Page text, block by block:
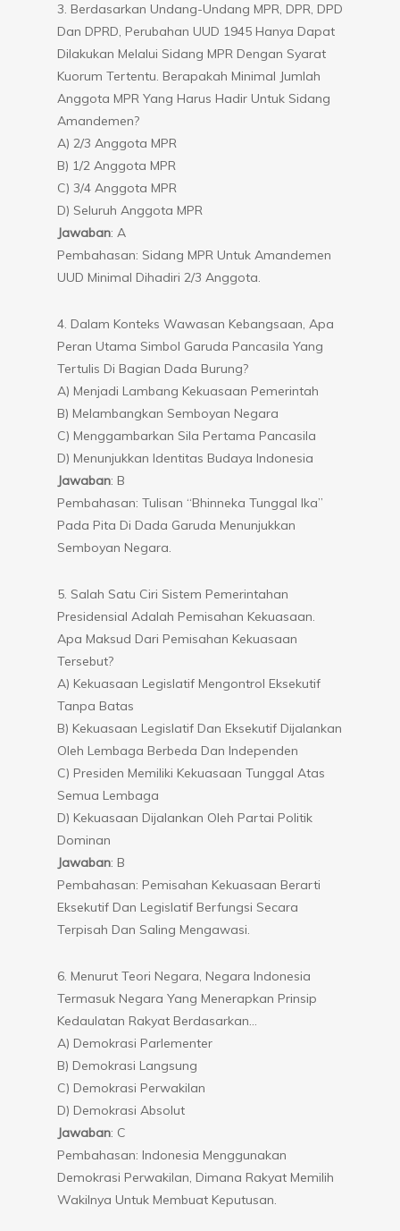
3. Berdasarkan Undang-Undang MPR, DPR, DPD
Dan DPRD, Perubahan UUD 1945 Hanya Dapat
Dilakukan Melalui Sidang MPR Dengan Syarat
Kuorum Tertentu. Berapakah Minimal Jumlah
Anggota MPR Yang Harus Hadir Untuk Sidang
Amandemen?
A) 2/3 Anggota MPR
B) 1/2 Anggota MPR
C) 3/4 Anggota MPR
D) Seluruh Anggota MPR
Jawaban: A
Pembahasan: Sidang MPR Untuk Amandemen
UUD Minimal Dihadiri 2/3 Anggota.
4. Dalam Konteks Wawasan Kebangsaan, Apa
Peran Utama Simbol Garuda Pancasila Yang
Tertulis Di Bagian Dada Burung?
A) Menjadi Lambang Kekuasaan Pemerintah
B) Melambangkan Semboyan Negara
C) Menggambarkan Sila Pertama Pancasila
D) Menunjukkan Identitas Budaya Indonesia
Jawaban: B
Pembahasan: Tulisan “Bhinneka Tunggal Ika”
Pada Pita Di Dada Garuda Menunjukkan
Semboyan Negara.
5. Salah Satu Ciri Sistem Pemerintahan
Presidensial Adalah Pemisahan Kekuasaan.
Apa Maksud Dari Pemisahan Kekuasaan
Tersebut?
A) Kekuasaan Legislatif Mengontrol Eksekutif
Tanpa Batas
B) Kekuasaan Legislatif Dan Eksekutif Dijalankan
Oleh Lembaga Berbeda Dan Independen
C) Presiden Memiliki Kekuasaan Tunggal Atas
Semua Lembaga
D) Kekuasaan Dijalankan Oleh Partai Politik
Dominan
Jawaban: B
Pembahasan: Pemisahan Kekuasaan Berarti
Eksekutif Dan Legislatif Berfungsi Secara
Terpisah Dan Saling Mengawasi.
6. Menurut Teori Negara, Negara Indonesia
Termasuk Negara Yang Menerapkan Prinsip
Kedaulatan Rakyat Berdasarkan…
A) Demokrasi Parlementer
B) Demokrasi Langsung
C) Demokrasi Perwakilan
D) Demokrasi Absolut
Jawaban: C
Pembahasan: Indonesia Menggunakan
Demokrasi Perwakilan, Dimana Rakyat Memilih
Wakilnya Untuk Membuat Keputusan.